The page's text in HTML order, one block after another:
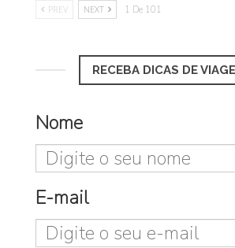
PREV NEXT 1 De 101
RECEBA DICAS DE
Nome
E-mail